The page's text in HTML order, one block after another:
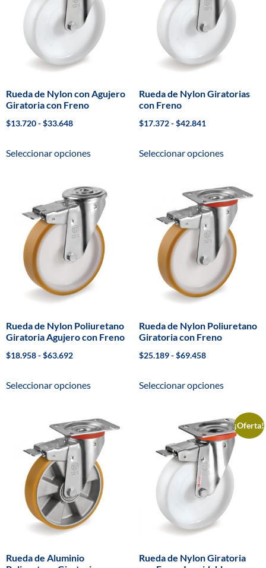
Rueda de Nylon con Agujero
Giratoria con Freno
$13.720-$33.648
Seleccionar opciones
Rueda de Nylon Giratorias
con Freno
$17.372-$42.841
Seleccionar opciones
Rueda de Nylon Poliuretano
Giratoria Agujero con Freno
$18.958-$63.692
Seleccionar opciones
Rueda de Nylon Poliuretano
Giratoria con Freno
$25.189-$69.458
Seleccionar opciones
Rueda de Aluminio
¡Oferta!
Rueda de Nylon Giratoria